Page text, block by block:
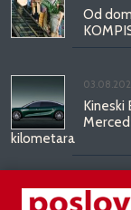
Od
Kineski
kilometara